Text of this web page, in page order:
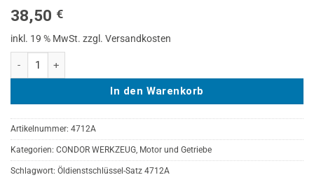
38,50 €
inkl. 19 % MwSt. zzgl. Versandkosten
Condor Öldienstschlüssel-Satz, 18-tlg., 3/8" Menge
In den Warenkorb
Artikelnummer: 4712A
Kategorien: CONDOR WERKZEUG, Motor und Getriebe
Schlagwort: Öldienstschlüssel-Satz 4712A